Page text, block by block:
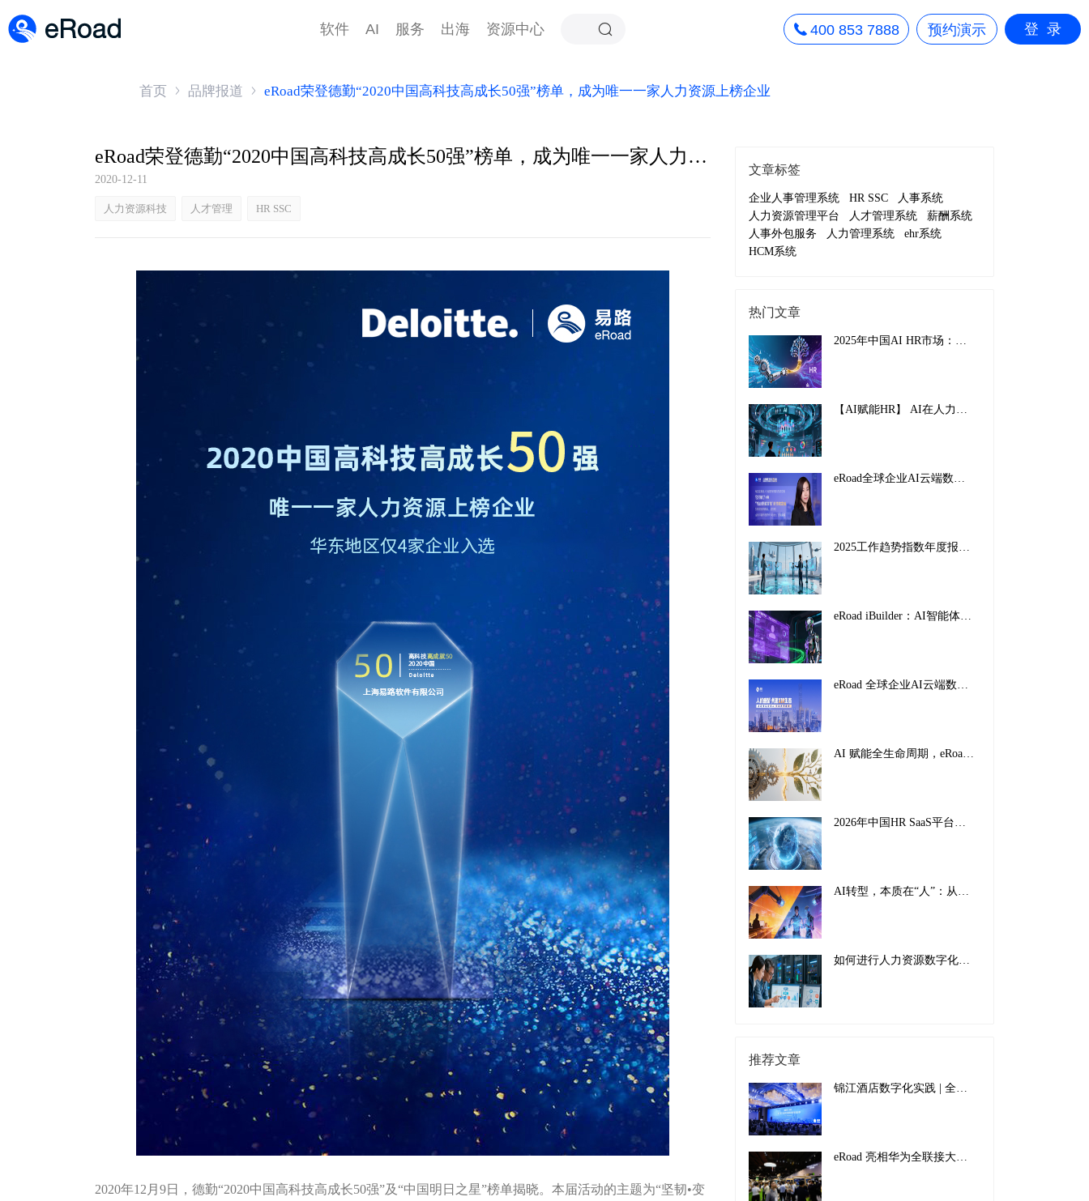
软件 AI 服务 出海 资源中心 400 853 7888 预约演示 登录
首页 品牌报道 eRoad荣登德勤“2020中国高科技高成长50强”榜单，成为唯一一家人力资源上榜企业
eRoad荣登德勤“2020中国高科技高成长50强”榜单，成为唯一一家人力资源上榜企业
2020-12-11
人力资源科技 人才管理 HR SSC
2020年12月9日，德勤“2020中国高科技高成长50强”及“中国明日之星”榜单揭晓。本届活动的主题为“坚韧•变
文章标签
企业人事管理系统 HR SSC
人事系统
人力资源管理平台
人才管理系统
薪酬系统
人事外包服务
人力管理系统
ehr系统
HCM系统
热门文章
推荐文章